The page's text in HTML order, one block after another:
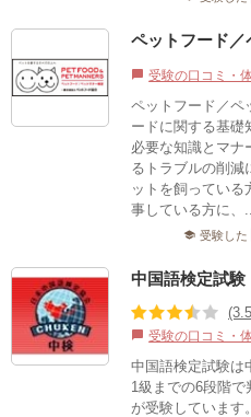
ペットフード／
chat_bubble 受験の口コミ・
ペットフード／ペ
ードに関する基礎
必要な知識とマナ
るトラブルの削減
ットを飼っている
事している方に、
school 受験した
中国語検定試験
chat_bubble 受験の口コミ・
中国語検定試験は
1級までの6段階
が受験しています